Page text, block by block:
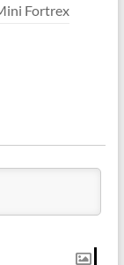
Fortrex